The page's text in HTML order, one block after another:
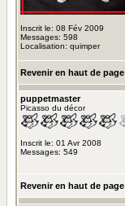
Inscrit le: 08 Fév 2009
Messages: 598
Localisation: quimper
Revenir en haut de page
puppetmaster
Picasso du décor
Inscrit le: 01 Avr 2008
Messages: 549
Revenir en haut de page